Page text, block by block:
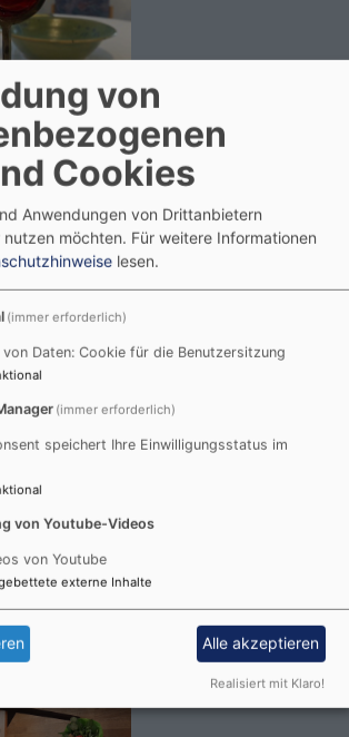
Matthäusstift
Christuskirche
Flothow
von
Cookies
Anwendungen von Drittanbietern
möchten. Für weitere Informationen
lesen.
(immer erforderlich)
von Daten: Cookie für die Benutzersitzung
(immer erforderlich)
speichert Ihre Einwilligungsstatus im
von Youtube-Videos
von Youtube
externe Inhalte
Alle akzeptieren
Realisiert mit Klaro!